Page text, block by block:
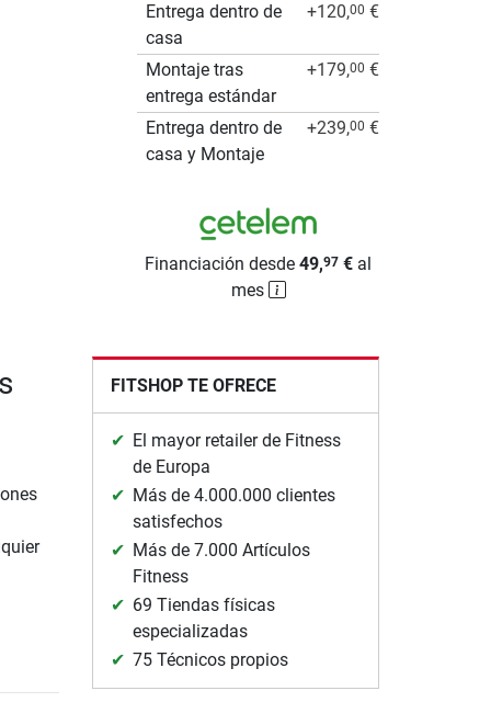
Entrega dentro de
casa
+120,00 €
Montaje tras
entrega estándar
+179,00 €
Entrega dentro de
casa y Montaje
+239,00 €
Financiación desde49,97 € al
mes
FITSHOP TE OFRECE
El mayor retailer de Fitness
de Europa
Más de 4.000.000 clientes
satisfechos
Más de 7.000 Artículos
Fitness
69 Tiendas físicas
especializadas
75 Técnicos propios